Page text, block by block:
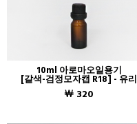
10ml 아로마오일용기
[갈색-검정모자캡 R18] - 유리
￦ 320